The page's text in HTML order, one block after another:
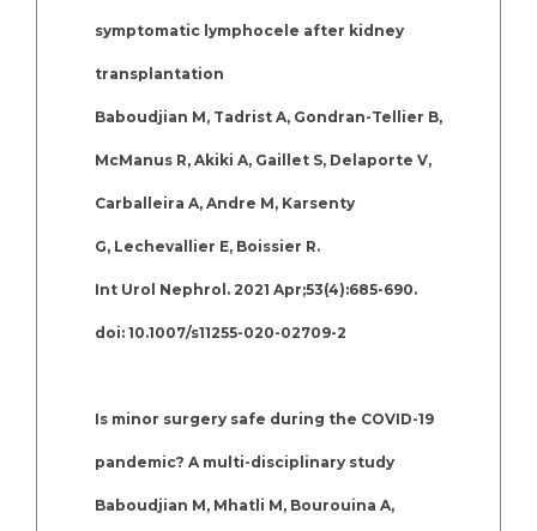
symptomatic lymphocele after kidney
transplantation
Baboudjian M, Tadrist A, Gondran-Tellier B,
McManus R, Akiki A, Gaillet S, Delaporte V,
Carballeira A, Andre M, Karsenty
G, Lechevallier E, Boissier R.
Int Urol Nephrol. 2021 Apr;53(4):685-690.
doi: 10.1007/s11255-020-02709-2
Is minor surgery safe during the COVID-19
pandemic? A multi-disciplinary study
Baboudjian M, Mhatli M, Bourouina A,